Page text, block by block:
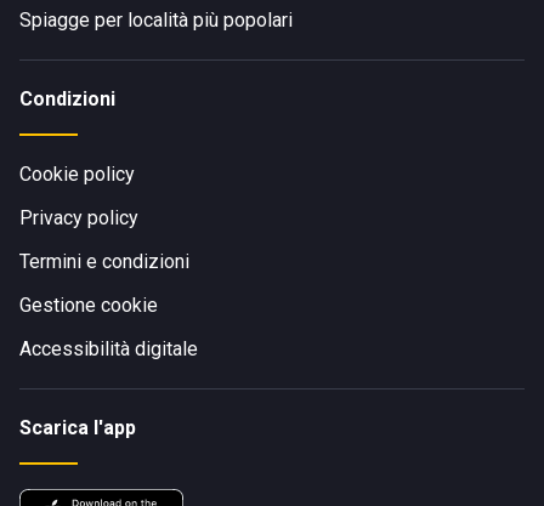
Spiagge per località più popolari
Condizioni
Cookie policy
Privacy policy
Termini e condizioni
Gestione cookie
Accessibilità digitale
Scarica l'app